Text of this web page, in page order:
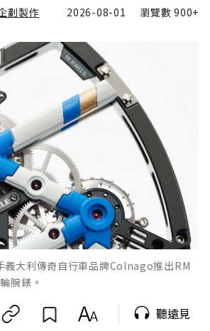
劃製作 2026-08-01 瀏覽數900+
義大利傳奇自行車品牌Colnago推出RM
腕錶。
聽遠見